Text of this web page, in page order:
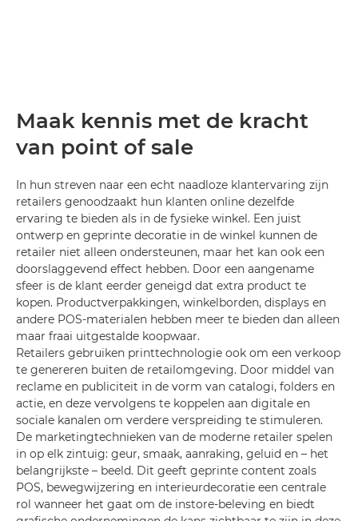
Maak kennis met de kracht
van point of sale
In hun streven naar een echt naadloze klantervaring zijn
retailers genoodzaakt hun klanten online dezelfde
ervaring te bieden als in de fysieke winkel. Een juist
ontwerp en geprinte decoratie in de winkel kunnen de
retailer niet alleen ondersteunen, maar het kan ook een
doorslaggevend effect hebben. Door een aangename
sfeer is de klant eerder geneigd dat extra product te
kopen. Productverpakkingen, winkelborden, displays en
andere POS-materialen hebben meer te bieden dan alleen
maar fraai uitgestalde koopwaar.
Retailers gebruiken printtechnologie ook om een verkoop
te genereren buiten de retailomgeving. Door middel van
reclame en publiciteit in de vorm van catalogi, folders en
actie, en deze vervolgens te koppelen aan digitale en
sociale kanalen om verdere verspreiding te stimuleren.
De marketingtechnieken van de moderne retailer spelen
in op elk zintuig: geur, smaak, aanraking, geluid en – het
belangrijkste – beeld. Dit geeft geprinte content zoals
POS, bewegwijzering en interieurdecoratie een centrale
rol wanneer het gaat om de instore-beleving en biedt